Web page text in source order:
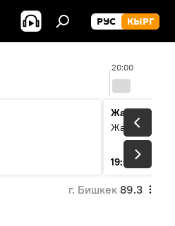
РУС КЫРГ
20:00
Жаңылыктар
19:01 5 мин
г. Бишкек 89.3